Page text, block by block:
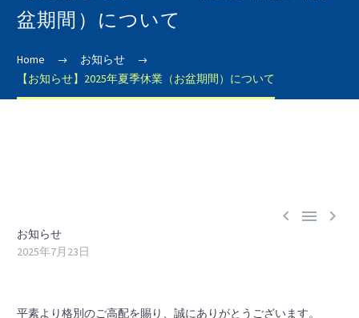
盆期間）について
Home
お知らせ
【お知らせ】2025年夏季休業（お盆期間）について
  
お知らせ
2025年7月23日
平素より格別のご高配を賜り、誠にありがとうございます。